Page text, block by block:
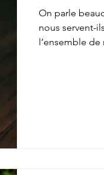
On parle
nous servent-
l’ensemble